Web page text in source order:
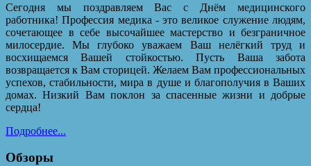
Сегодня мы поздравляем Вас с Днём медицинского
работника! Профессия медика - это великое служение людям,
сочетающее в себе высочайшее мастерство и безграничное
милосердие. Мы глубоко уважаем Ваш нелёгкий труд и
восхищаемся Вашей стойкостью. Пусть Ваша забота
возвращается к Вам сторицей. Желаем Вам профессиональных
успехов, стабильности, мира в душе и благополучия в Ваших
домах. Низкий Вам поклон за спасенные жизни и добрые
сердца!
Подробнее...
Обзоры